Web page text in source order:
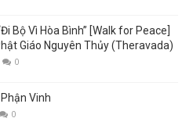
Bộ Vì Hòa Bình” [Walk for Peace]
Giáo Nguyên Thủy (Theravada)
0
Vinh
0